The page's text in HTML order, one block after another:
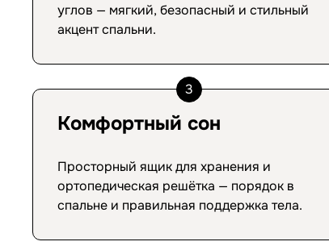
углов — мягкий, безопасный и стильный
акцент спальни.
3
Комфортный сон
Просторный ящик для хранения и
ортопедическая решётка — порядок в
спальне и правильная поддержка тела.